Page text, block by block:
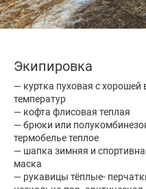
Экипировка
— куртка пуховая с
температур
— кофта флисовая теплая
— брюки или
термобелье теплое
— шапка зимняя и
маска
— рукавицы тёплые-